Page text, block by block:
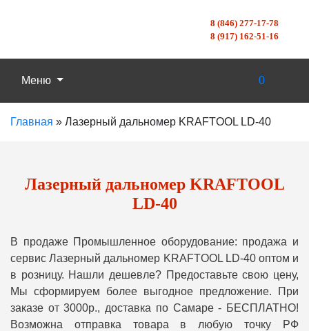
8 (846) 277-17-78
8 (917) 162-51-16
Меню 0
Главная » Лазерный дальномер KRAFTOOL LD-40
Лазерный дальномер KRAFTOOL
LD-40
В продаже Промышленное оборудование: продажа и
сервис Лазерный дальномер KRAFTOOL LD-40 оптом и
в розницу. Нашли дешевле? Предоставьте свою цену,
Мы сформируем более выгодное предложение. При
заказе от 3000р., доставка по Самаре - БЕСПЛАТНО!
Возможна отправка товара в любую точку РФ